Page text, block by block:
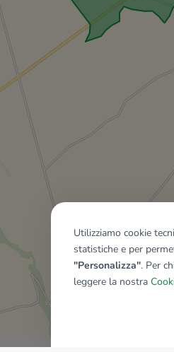
Utilizziamo cookie
statistiche e per
"Personalizza". Per
leggere la nostra